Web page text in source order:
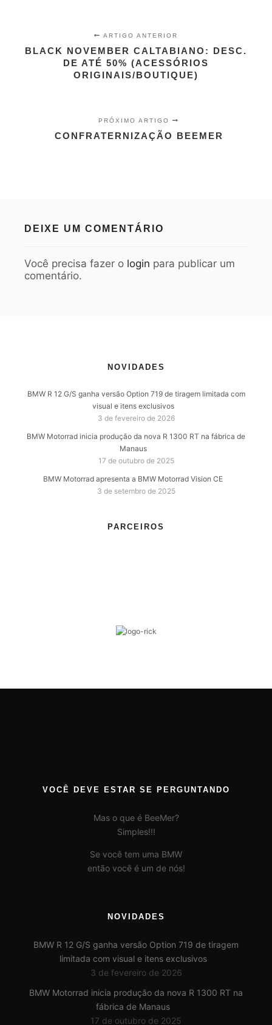
ARTIGO ANTERIOR
BLACK NOVEMBER CALTABIANO: DESC.
DE ATÉ 50% (ACESSÓRIOS
ORIGINAIS/BOUTIQUE)
PRÓXIMO ARTIGO
CONFRATERNIZAÇÃO BEEMER
DEIXE UM COMENTÁRIO
Você precisa fazer o login para publicar um
comentário.
NOVIDADES
BMW R 12 G/S ganha versão Option 719 de tiragem limitada com
visual e itens exclusivos
3 de fevereiro de 2026
BMW Motorrad inicia produção da nova R 1300 RT na fábrica de
Manaus
17 de outubro de 2025
BMW Motorrad apresenta a BMW Motorrad Vision CE
3 de setembro de 2025
PARCEIROS
VOCÊ DEVE ESTAR SE PERGUNTANDO
Mas o que é BeeMer?
Simples!!!
Se você tem uma BMW
então você é um de nós!
NOVIDADES
BMW R 12 G/S ganha versão Option 719 de tiragem
limitada com visual e itens exclusivos
3 de fevereiro de 2026
BMW Motorrad inicia produção da nova R 1300 RT na
fábrica de Manaus
17 de outubro de 2025